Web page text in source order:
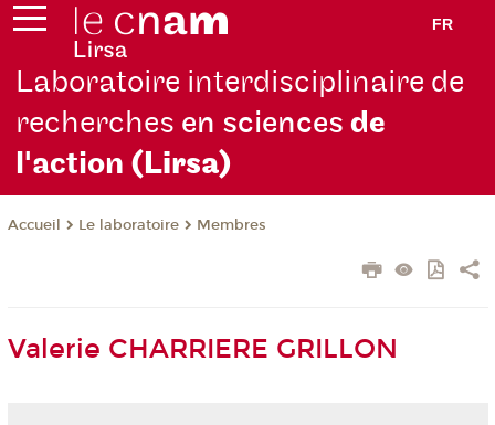
FR
Laboratoire interdisciplinaire de
recherches en sciencesde
l'action (Lirsa)
Accueil Le laboratoire Membres
Valerie CHARRIERE GRILLON